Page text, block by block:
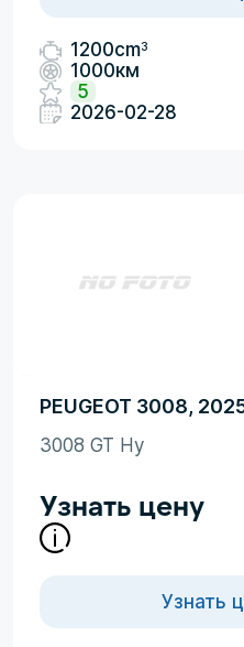
1200cm3
1000км
5
2026-02-28
PEUGEOT 3008,
3008 GT Hy
Узнать цену
Узнать